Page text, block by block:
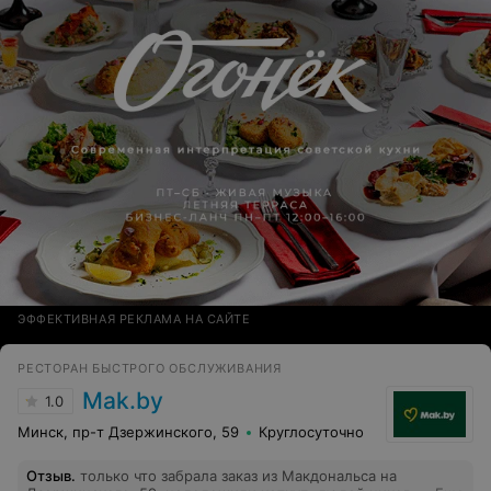
поздравлении очень ждала с несмотря ни на что с
положительным настроем, однако, девушку сидящую
рядом поздравили - меня нет, честно сказать было
неприятно. Также при просьбе принести счет также
попросила скидку, честно признаться просить не особо
хотелось по причине испорченного настроения, скидку
сделали. Не рекомендую.
ЭФФЕКТИВНАЯ РЕКЛАМА НА САЙТЕ
РЕСТОРАН БЫСТРОГО ОБСЛУЖИВАНИЯ
1.0 Mak.by
Минск, пр-т Дзержинского, 59 Круглосуточно
Отзыв. только что забрала заказ из Макдональса на